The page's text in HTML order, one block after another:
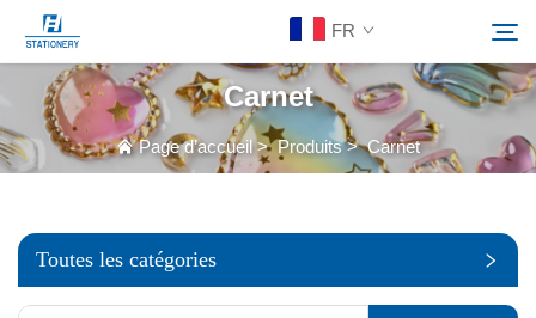
FR
Produits
Solutions personnalisées
Rechercher
Carnet
Page d’accueil>Produits>Carnet
Toutes les catégories